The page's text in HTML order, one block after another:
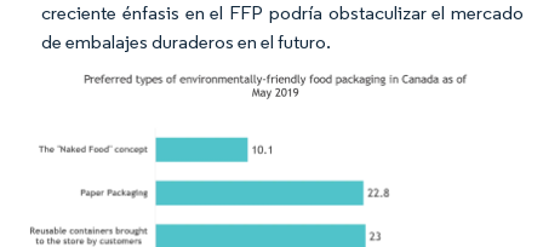
creciente énfasis en el FFP podría obstaculizar el mercado
de embalajes duraderos en el futuro.